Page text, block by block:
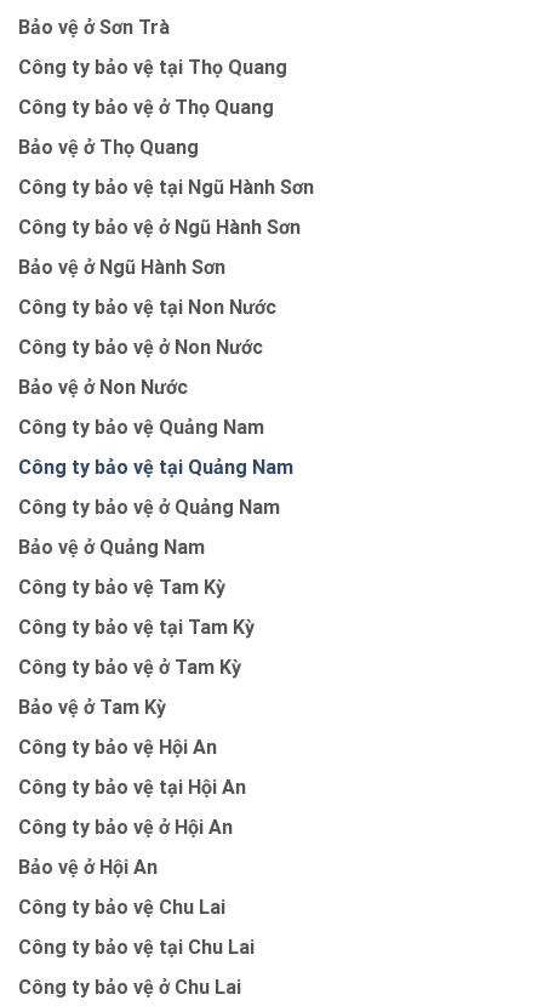
Bảo vệ ở Sơn Trà
Công ty bảo vệ tại Thọ Quang
Công ty bảo vệ ở Thọ Quang
Bảo vệ ở Thọ Quang
Công ty bảo vệ tại Ngũ Hành Sơn
Công ty bảo vệ ở Ngũ Hành Sơn
Bảo vệ ở Ngũ Hành Sơn
Công ty bảo vệ tại Non Nước
Công ty bảo vệ ở Non Nước
Bảo vệ ở Non Nước
Công ty bảo vệ Quảng Nam
Công ty bảo vệ tại Quảng Nam
Công ty bảo vệ ở Quảng Nam
Bảo vệ ở Quảng Nam
Công ty bảo vệ Tam Kỳ
Công ty bảo vệ tại Tam Kỳ
Công ty bảo vệ ở Tam Kỳ
Bảo vệ ở Tam Kỳ
Công ty bảo vệ Hội An
Công ty bảo vệ tại Hội An
Công ty bảo vệ ở Hội An
Bảo vệ ở Hội An
Công ty bảo vệ Chu Lai
Công ty bảo vệ tại Chu Lai
Công ty bảo vệ ở Chu Lai